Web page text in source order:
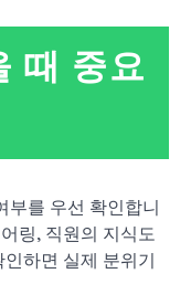
때 중요
부를 우선 확인합니
링, 직원의 지식도
하면 실제 분위기